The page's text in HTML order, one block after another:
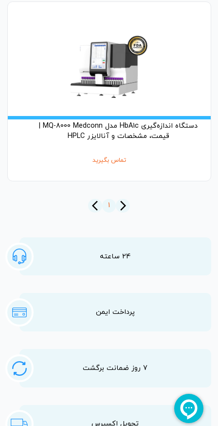
دستگاه اندازه‌گیری HbA1c مدل MQ-8000 Medconn |
قیمت، مشخصات و آنالایزر HPLC
تماس بگیرید
arrow_forward_ios
1
arrow_back_ios_new
24 ساعته
پرداخت ایمن
7 روز ضمانت برگشت